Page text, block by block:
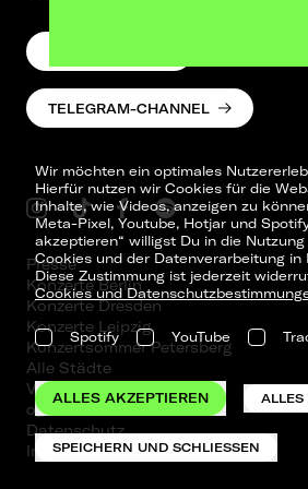
Wir möchten ein optimales
Hierfür nutzen wir Cookies für die
Inhalte, wie Videos, anzeigen zu
Meta-Pixel, Youtube, Hotjar und
akzeptieren“ willigst Du in die
Cookies und der Datenverarbeitung in
Diese Zustimmung ist jederzeit
Cookies und
Spotify YouTube
ALLES AKZEPTIEREN ALLES
SPEICHERN UND SCHLIESSEN
TELEGRAM-CHANNEL
Presse
Konzerte Berlin
Konzerte Dresden
Konzerte Leipzig
Konzertsommer Petersberg
Alle Städte
Vergangene Shows
o_team
Datenschutz
Impressum